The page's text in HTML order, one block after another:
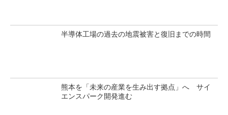
半導体工場の過去の地震被害と復旧までの時間
熊本を「未来の産業を生み出す拠点」へ サイ
エンスパーク開発進む